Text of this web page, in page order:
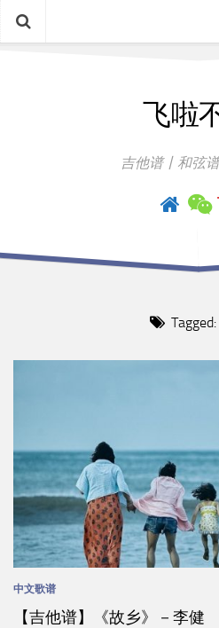
飞啦
吉他谱丨和弦
Tagged:
中文歌谱
【吉他谱】《故乡》－李